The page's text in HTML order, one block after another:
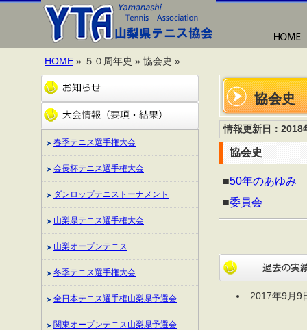
HOME » ５０周年史 » 協会史 »
協会史
情報更新日：2018
協会史
■50年のあゆみ
■委員会
2017年9月9
春季テニス選手権大会
会長杯テニス選手権大会
ダンロップテニストーナメント
山梨県テニス選手権大会
山梨オープンテニス
冬季テニス選手権大会
全日本テニス選手権山梨県予選会
関東オープンテニス山梨県予選会